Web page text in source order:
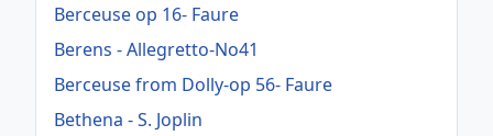
Berceuse op 16- Faure
Berens - Allegretto-No41
Berceuse from Dolly-op 56- Faure
Bethena - S. Joplin